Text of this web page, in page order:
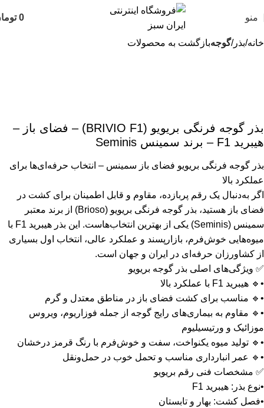
منو 0
خانه بذر گوجهبازگشت به محصولات
بذر گوجه فرنگی بریویو (BRIVIO F1) – فضای باز –
هیبرید F1 – برند سمینس Seminis
بذر گوجه فرنگی بریویو فضای باز سمینس – انتخاب حرفه‌ای‌ها برای
عملکرد بالا
اگر به‌دنبال یک رقم پربازده، مقاوم و قابل اطمینان برای کشت در
فضای باز هستید، بذر گوجه فرنگی بریویو (Brioso) از برند معتبر
سمینس (Seminis) یکی از بهترین انتخاب‌هاست. این بذر هیبرید F1 با
میوه‌هایی خوش‌فرم، بازارپسند و عملکرد عالی، انتخاب اول بسیاری
از کشاورزان حرفه‌ای در ایران و جهان است.
✅ ویژگی‌های اصلی بذر گوجه بریویو
•🔹 هیبرید F1 با عملکرد بالا
•🔹 مناسب برای کشت فضای باز در مناطق معتدل و گرم
•🔹 مقاوم به بیماری‌های رایج گوجه از جمله فوزاریوم، ویروس
موزائیک و ورتیسیلیوم
•🔹 تولید میوه یکنواخت، سفت و خوش‌فرم با رنگ قرمز درخشان
•🔹 عمر انبارداری مناسب و تحمل خوب در حمل‌ونقل
✅ مشخصات فنی رقم بریویو
•نوع بذر: هیبرید F1
•فصل کشت: بهار و تابستان